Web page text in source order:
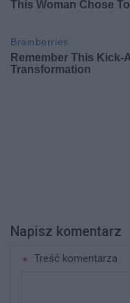
Napisz komentarz
Treść komentarza